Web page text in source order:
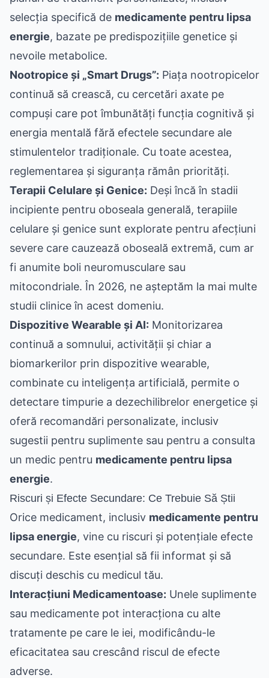
selecția specifică de medicamente pentru lipsa
energie, bazate pe predispozițiile genetice și
nevoile metabolice.
Nootropice și „Smart Drugs”: Piața nootropicelor
continuă să crească, cu cercetări axate pe
compuși care pot îmbunătăți funcția cognitivă și
energia mentală fără efectele secundare ale
stimulentelor tradiționale. Cu toate acestea,
reglementarea și siguranța rămân priorități.
Terapii Celulare și Genice: Deși încă în stadii
incipiente pentru oboseala generală, terapiile
celulare și genice sunt explorate pentru afecțiuni
severe care cauzează oboseală extremă, cum ar
fi anumite boli neuromusculare sau
mitocondriale. În 2026, ne așteptăm la mai multe
studii clinice în acest domeniu.
Dispozitive Wearable și AI: Monitorizarea
continuă a somnului, activității și chiar a
biomarkerilor prin dispozitive wearable,
combinate cu inteligența artificială, permite o
detectare timpurie a dezechilibrelor energetice și
oferă recomandări personalizate, inclusiv
sugestii pentru suplimente sau pentru a consulta
un medic pentru medicamente pentru lipsa
energie.
Riscuri și Efecte Secundare: Ce Trebuie Să Știi
Orice medicament, inclusiv medicamente pentru
lipsa energie, vine cu riscuri și potențiale efecte
secundare. Este esențial să fii informat și să
discuți deschis cu medicul tău.
Interacțiuni Medicamentoase: Unele suplimente
sau medicamente pot interacționa cu alte
tratamente pe care le iei, modificându-le
eficacitatea sau crescând riscul de efecte
adverse.